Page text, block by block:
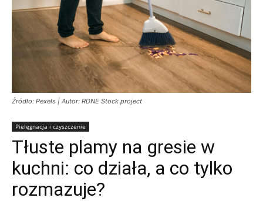
Źródło: Pexels | Autor: RDNE Stock project
Pielęgnacja i czyszczenie
Tłuste plamy na gresie w
kuchni: co działa, a co tylko
rozmazuje?